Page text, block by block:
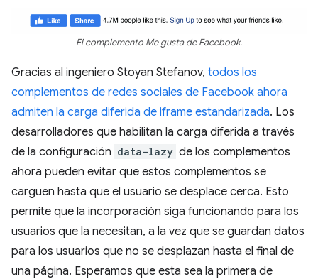
El complemento Me gusta de Facebook.
Gracias al ingeniero Stoyan Stefanov, todos los
complementos de redes sociales de Facebook ahora
admiten la carga diferida de iframe estandarizada. Los
desarrolladores que habilitan la carga diferida a través
de la configuración data-lazy de los complementos
ahora pueden evitar que estos complementos se
carguen hasta que el usuario se desplace cerca. Esto
permite que la incorporación siga funcionando para los
usuarios que la necesitan, a la vez que se guardan datos
para los usuarios que no se desplazan hasta el final de
una página. Esperamos que esta sea la primera de